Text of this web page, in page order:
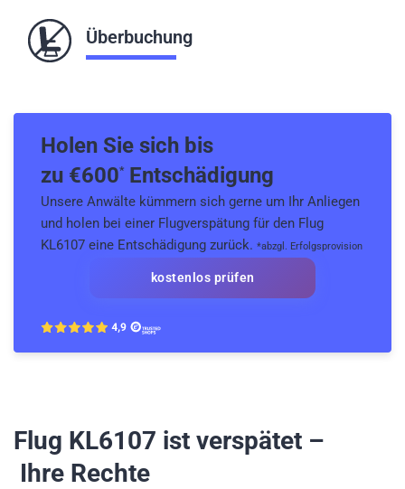
Überbuchung
Holen Sie sich bis
zu €600*Entschädigung
Unsere Anwälte kümmern sich gerne um Ihr Anliegen
und holen bei einer Flugverspätung für den Flug
KL6107 eine Entschädigung zurück. *abzgl. Erfolgsprovision
kostenlos prüfen
Flug KL6107 ist verspätet –
Ihre Rechte